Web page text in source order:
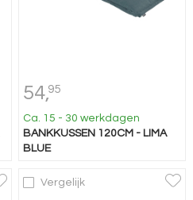
54,95
Ca. 15 - 30 werkdagen
BANKKUSSEN 120CM - LIMA
BLUE
Vergelijk